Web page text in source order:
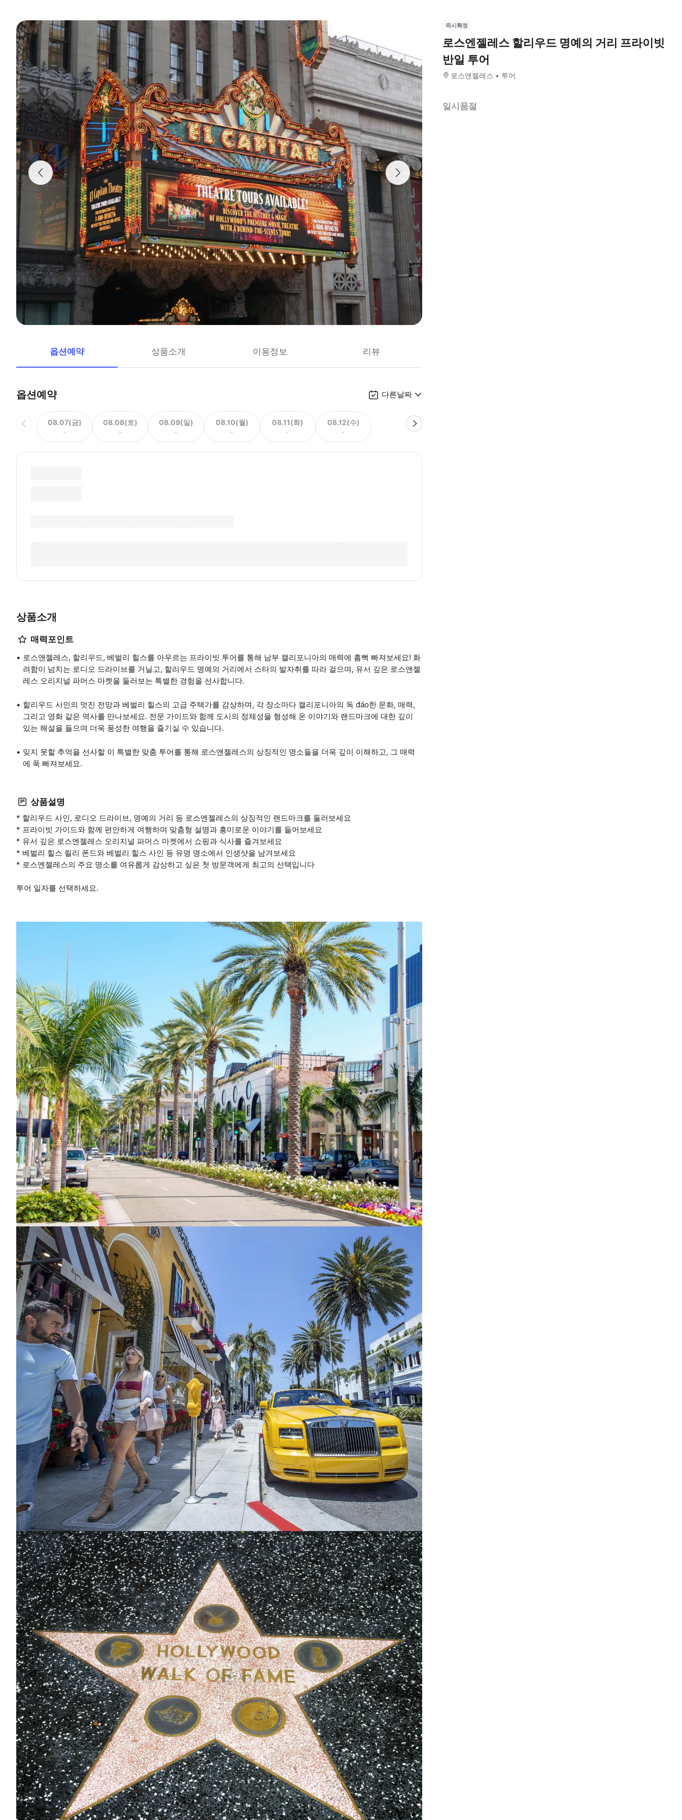
옵션예약 상품소개 이용정보 리뷰
옵션예약 다른날짜
08.07(금)
-
08.08(토)
-
08.09(일)
-
08.10(월)
-
08.11(화)
-
08.12(수)
-
상품소개
매력포인트
로스앤젤레스, 할리우드, 베벌리 힐스를 아우르는 프라이빗 투어를 통해 남부 캘리포니아의 매력에 흠뻑 빠져보세요! 화
려함이 넘치는 로디오 드라이브를 거닐고, 할리우드 명예의 거리에서 스타의 발자취를 따라 걸으며, 유서 깊은 로스앤젤
레스 오리지널 파머스 마켓을 둘러보는 특별한 경험을 선사합니다.
할리우드 사인의 멋진 전망과 베벌리 힐스의 고급 주택가를 감상하며, 각 장소마다 캘리포니아의 독 đáo한 문화, 매력,
그리고 영화 같은 역사를 만나보세요. 전문 가이드와 함께 도시의 정체성을 형성해 온 이야기와 랜드마크에 대한 깊이
있는 해설을 들으며 더욱 풍성한 여행을 즐기실 수 있습니다.
잊지 못할 추억을 선사할 이 특별한 맞춤 투어를 통해 로스앤젤레스의 상징적인 명소들을 더욱 깊이 이해하고, 그 매력
에 푹 빠져보세요.
상품설명
* 할리우드 사인, 로디오 드라이브, 명예의 거리 등 로스엔젤레스의 상징적인 랜드마크를 둘러보세요
* 프라이빗 가이드와 함께 편안하게 여행하며 맞춤형 설명과 흥미로운 이야기를 들어보세요
* 유서 깊은 로스엔젤레스 오리지널 파머스 마켓에서 쇼핑과 식사를 즐겨보세요
* 베벌리 힐스 릴리 폰드와 베벌리 힐스 사인 등 유명 명소에서 인생샷을 남겨보세요
* 로스엔젤레스의 주요 명소를 여유롭게 감상하고 싶은 첫 방문객에게 최고의 선택입니다
투어 일자를 선택하세요.
즉시확정
로스엔젤레스 할리우드 명예의 거리 프라이빗
반일 투어
로스앤젤레스 투어
일시품절